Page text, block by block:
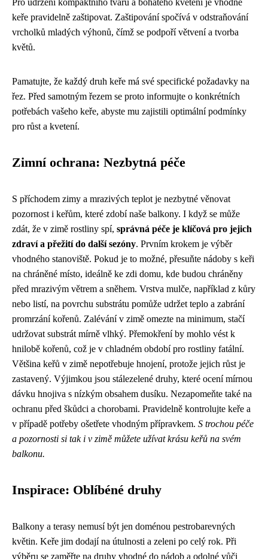
Pro udržení kompaktního tvaru a bohatého kvetení je vhodné
keře pravidelně zaštipovat. Zaštipování spočívá v odstraňování
vrcholků mladých výhonů, čímž se podpoří větvení a tvorba
květů.
Pamatujte, že každý druh keře má své specifické požadavky na
řez. Před samotným řezem se proto informujte o konkrétních
potřebách vašeho keře, abyste mu zajistili optimální podmínky
pro růst a kvetení.
Zimní ochrana: Nezbytná péče
S příchodem zimy a mrazivých teplot je nezbytné věnovat
pozornost i keřům, které zdobí naše balkony. I když se může
zdát, že v zimě rostliny spí, správná péče je klíčová pro jejich
zdraví a přežití do další sezóny. Prvním krokem je výběr
vhodného stanoviště. Pokud je to možné, přesuňte nádoby s keři
na chráněné místo, ideálně ke zdi domu, kde budou chráněny
před mrazivým větrem a sněhem. Vrstva mulče, například z kůry
nebo listí, na povrchu substrátu pomůže udržet teplo a zabrání
promrzání kořenů. Zalévání v zimě omezte na minimum, stačí
udržovat substrát mírně vlhký. Přemokření by mohlo vést k
hnilobě kořenů, což je v chladném období pro rostliny fatální.
Většina keřů v zimě nepotřebuje hnojení, protože jejich růst je
zastavený. Výjimkou jsou stálezelené druhy, které ocení mírnou
dávku hnojiva s nízkým obsahem dusíku. Nezapomeňte také na
ochranu před škůdci a chorobami. Pravidelně kontrolujte keře a
v případě potřeby ošetřete vhodným přípravkem. S trochou péče
a pozornosti si tak i v zimě můžete užívat krásu keřů na svém
balkonu.
Inspirace: Oblíbéné druhy
Balkony a terasy nemusí být jen doménou pestrobarevných
květin. Keře jim dodají na útulnosti a zeleni po celý rok. Při
výběru se zaměřte na druhy vhodné do nádob a odolné vůči